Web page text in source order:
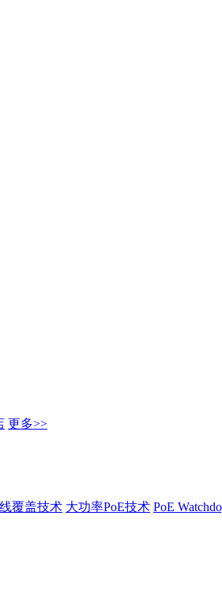
更多>>
覆盖技术 大功率PoE技术 PoE